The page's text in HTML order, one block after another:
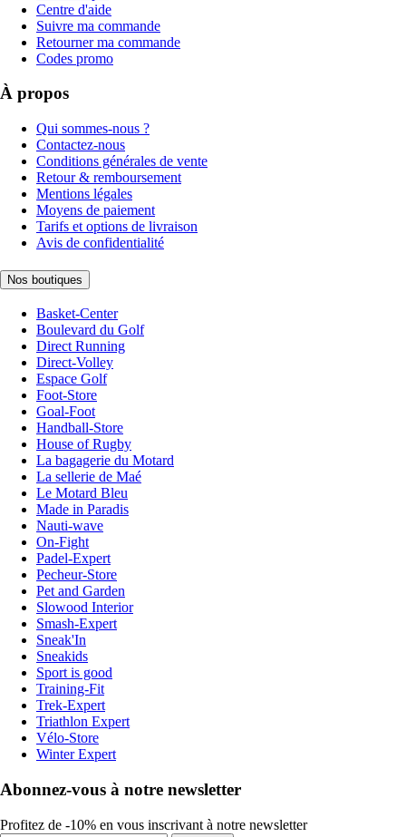
Centre d'aide
Suivre ma commande
Retourner ma commande
Codes promo
À propos
Qui sommes-nous ?
Contactez-nous
Conditions générales de vente
Retour & remboursement
Mentions légales
Moyens de paiement
Tarifs et options de livraison
Avis de confidentialité
Nos boutiques
Basket-Center
Boulevard du Golf
Direct Running
Direct-Volley
Espace Golf
Foot-Store
Goal-Foot
Handball-Store
House of Rugby
La bagagerie du Motard
La sellerie de Maé
Le Motard Bleu
Made in Paradis
Nauti-wave
On-Fight
Padel-Expert
Pecheur-Store
Pet and Garden
Slowood Interior
Smash-Expert
Sneak'In
Sneakids
Sport is good
Training-Fit
Trek-Expert
Triathlon Expert
Vélo-Store
Winter Expert
Abonnez-vous à notre newsletter
Profitez de -10% en vous inscrivant à notre newsletter